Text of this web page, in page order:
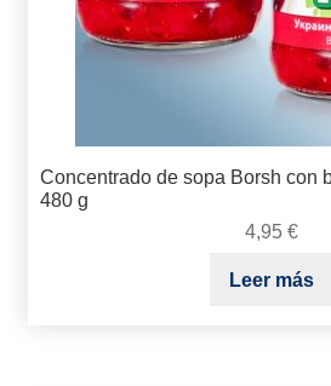
Concentrado de sopa Borsh con
480 g
4,95 €
Leer más